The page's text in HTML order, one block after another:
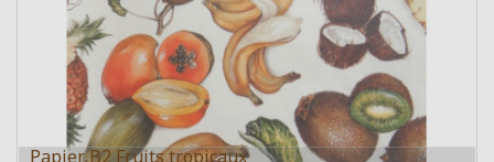
Papier B2 Fruits tropicaux